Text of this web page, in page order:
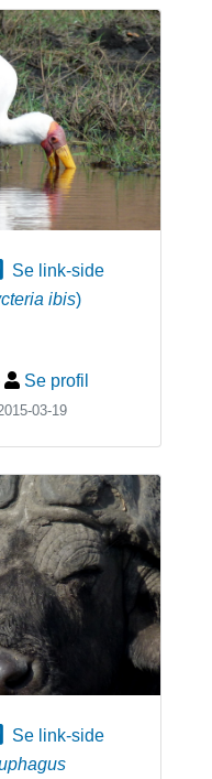
Se link-side
ibis)
Se profil
03-19
Se link-side